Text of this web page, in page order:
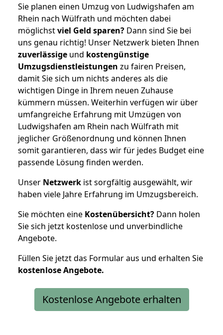
Sie planen einen Umzug von Ludwigshafen am
Rhein nach Wülfrath und möchten dabei
möglichstviel Geld sparen? Dann sind Sie bei
uns genau richtig! Unser Netzwerk bieten Ihnen
zuverlässige und kostengünstige
Umzugsdienstleistungen zu fairen Preisen,
damit Sie sich um nichts anderes als die
wichtigen Dinge in Ihrem neuen Zuhause
kümmern müssen. Weiterhin verfügen wir über
umfangreiche Erfahrung mit Umzügen von
Ludwigshafen am Rhein nach Wülfrath mit
jeglicher Größenordnung und können Ihnen
somit garantieren, dass wir für jedes Budget eine
passende Lösung finden werden.
Unser Netzwerk ist sorgfältig ausgewählt, wir
haben viele Jahre Erfahrung im Umzugsbereich.
Sie möchten eine Kostenübersicht? Dann holen
Sie sich jetzt kostenlose und unverbindliche
Angebote.
Füllen Sie jetzt das Formular aus und erhalten Sie
kostenloseAngebote.
Kostenlose Angebote erhalten